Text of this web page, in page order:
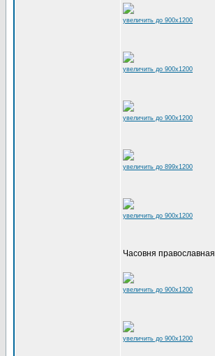
увеличить до 900x1200
увеличить до 900x1200
увеличить до 900x1200
увеличить до 899x1200
увеличить до 900x1200
Часовня православная
увеличить до 900x1200
увеличить до 900x1200